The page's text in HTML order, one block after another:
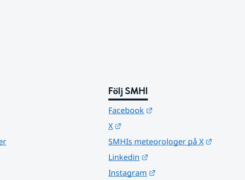
Följ SMHI
Facebook
X
SMHIs meteorologer på X
Linkedin
Instagram